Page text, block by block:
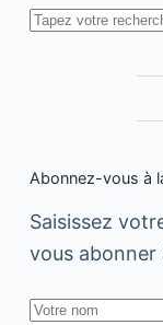
la
journée
Rechercher
Abonnez-vous à
Saisissez
vous